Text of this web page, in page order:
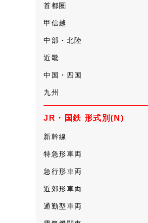
首都圏
甲信越
中部・北陸
近畿
中国・四国
九州
JR・国鉄 形式別(N)
新幹線
特急形車両
急行形車両
近郊形車両
通勤型車両